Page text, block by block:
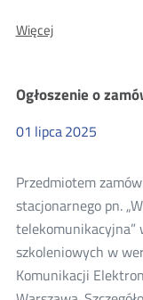
WięcejO:
nr
Ogłoszenie o
01 lipca2025
Przedmiotem
stacjonarnego pn.
telekomunikacyjna”
szkoleniowych w
Komunikacji